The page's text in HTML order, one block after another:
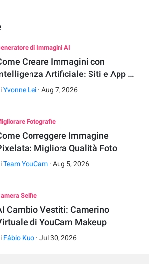
di Immagini AI
Creare Immagini con
Artificiale: Siti e App …
Yvonne Lei ·Aug 7,2026
Fotografie
Correggere Immagine
Migliora Qualità Foto
Team YouCam ·Aug 5,2026
Selfie
Cambio Vestiti: Camerino
di YouCam Makeup
Fábio Kuo ·Jul 30,2026